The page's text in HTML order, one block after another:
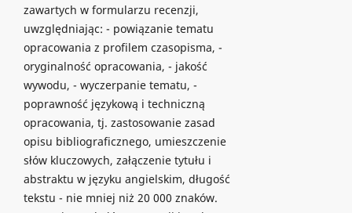
zawartych w formularzu recenzji,
uwzględniając: - powiązanie tematu
opracowania z profilem czasopisma, -
oryginalność opracowania, - jakość
wywodu, - wyczerpanie tematu, -
poprawność językową i techniczną
opracowania, tj. zastosowanie zasad
opisu bibliograficznego, umieszczenie
słów kluczowych, załączenie tytułu i
abstraktu w języku angielskim, długość
tekstu - nie mniej niż 20 000 znaków.